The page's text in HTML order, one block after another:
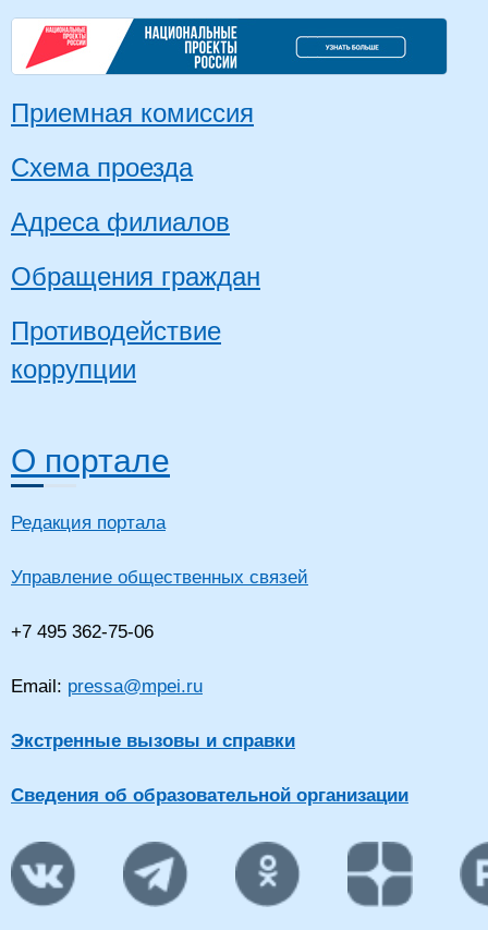
Приемная комиссия
Схема проезда
Адреса филиалов
Обращения граждан
Противодействие
коррупции
О портале
Редакция портала
Управление общественных связей
+7 495 362-75-06
Email: pressa@mpei.ru
Экстренные вызовы и справки
Сведения об образовательной организации